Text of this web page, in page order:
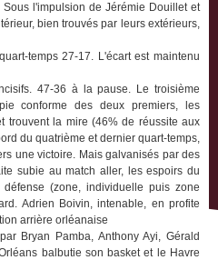
l'impulsion de Jérémie Douillet et
bien trouvés par leurs extérieurs,
temps 27-17. L'écart est maintenu
47-36 à la pause. Le troisième
conforme des deux premiers, les
trouvent la mire (46% de réussite aux
du quatrième et dernier quart-temps,
une victoire. Mais galvanisés par des
subie au match aller, les espoirs du
(zone, individuelle puis zone
Adrien Boivin, intenable, en profite
arrière orléanaise
Bryan Pamba, Anthony Ayi, Gérald
balbutie son basket et le Havre